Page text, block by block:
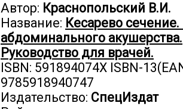
Автор: Краснопольский В.И.
Название: Кесарево
абдоминального акушерства.
Руководство для врачей.
ISBN: 591894074X ISBN-
9785918940747
Издательство: СпецИздат